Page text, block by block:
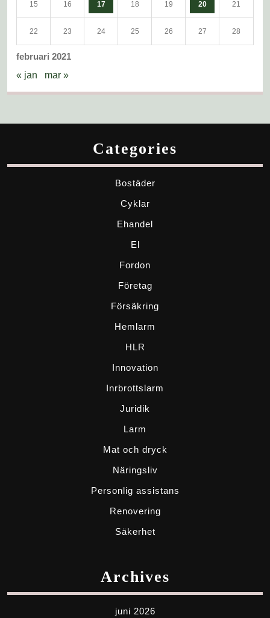
februari 2021
15 16 17 18 19 20 21
22 23 24 25 26 27 28
« jan mar »
Categories
Bostäder
Cyklar
Ehandel
El
Fordon
Företag
Försäkring
Hemlarm
HLR
Innovation
Inrbrottslarm
Juridik
Larm
Mat och dryck
Näringsliv
Personlig assistans
Renovering
Säkerhet
Archives
juni 2026